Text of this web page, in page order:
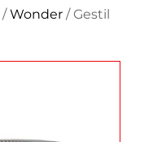
/Wonder / Gestil